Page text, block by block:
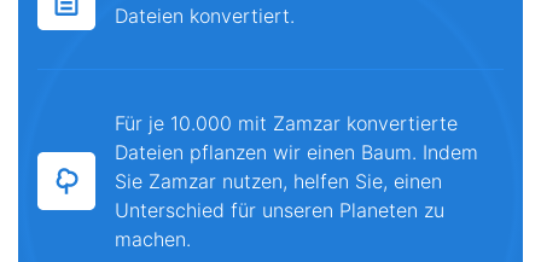
Dateien konvertiert.
Für je 10.000 mit Zamzar konvertierte
Dateien pflanzen wir einen Baum. Indem
Sie Zamzar nutzen, helfen Sie, einen
Unterschied für unseren Planeten zu
machen.